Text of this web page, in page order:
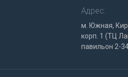
Адрес:
м. Южная,
корп. 1 (ТЦ
павильон 2-